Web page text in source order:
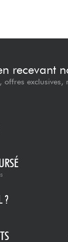
recevant
offres exclusives,
?